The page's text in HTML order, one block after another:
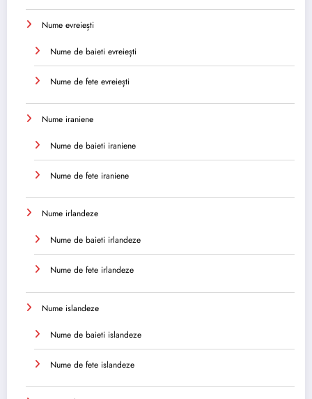
Nume evreiești
Nume de baieti evreiești
Nume de fete evreiești
Nume iraniene
Nume de baieti iraniene
Nume de fete iraniene
Nume irlandeze
Nume de baieti irlandeze
Nume de fete irlandeze
Nume islandeze
Nume de baieti islandeze
Nume de fete islandeze